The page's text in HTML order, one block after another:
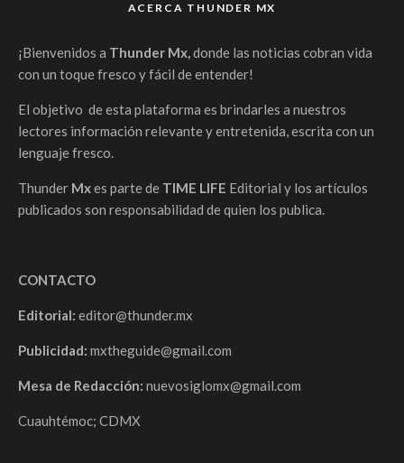
ACERCA THUNDER MX
¡Bienvenidos a Thunder Mx,donde las noticias cobran vida
con un toque fresco y fácil de entender!
El objetivo de esta plataforma es brindarles a nuestros
lectores información relevante y entretenida, escrita con un
lenguaje fresco.
Thunder Mxes parte de TIME LIFE Editorial y los artículos
publicados son responsabilidad de quien los publica.
CONTACTO
Editorial: editor@thunder.mx
Publicidad: mxtheguide@gmail.com
Mesa de Redacción: nuevosiglomx@gmail.com
Cuauhtémoc; CDMX